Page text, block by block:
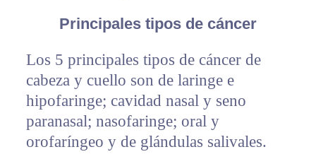
Principales tipos de cáncer
Los 5 principales tipos de cáncer de
cabeza y cuello son de laringe e
hipofaringe; cavidad nasal y seno
paranasal; nasofaringe; oral y
orofaríngeo y de glándulas salivales.